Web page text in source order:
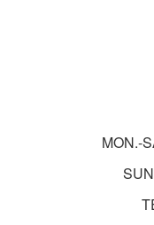
MON.-